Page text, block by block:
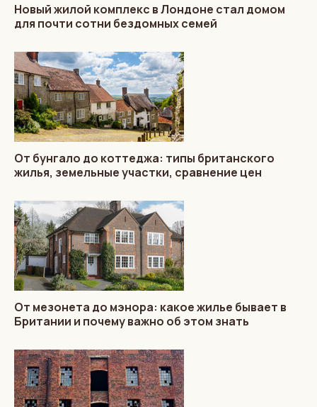
Новый жилой комплекс в Лондоне стал домом
для почти сотни бездомных семей
От бунгало до коттеджа: типы британского
жилья, земельные участки, сравнение цен
От мезонета до мэнора: какое жилье бывает в
Британии и почему важно об этом знать